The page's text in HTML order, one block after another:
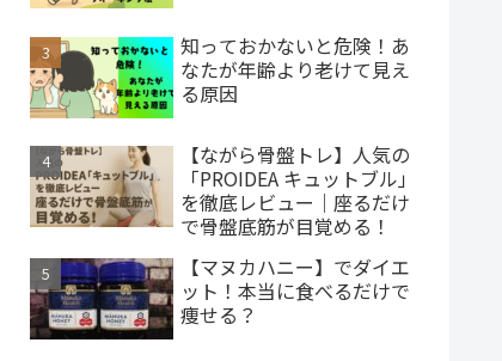
知っておかないと危険！あ
なたが年齢より老けて見え
る原因
【ながら骨盤トレ】人気の
「PROIDEA キュットブル」
を徹底レビュー｜座るだけ
で骨盤底筋が目覚める！
【マヌカハニー】でダイエ
ット！本当に食べるだけで
痩せる？